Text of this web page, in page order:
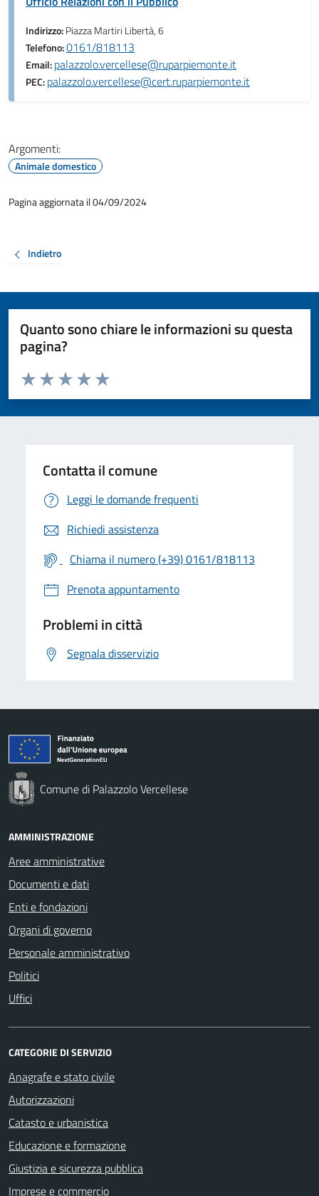
Indirizzo:Piazza Martiri Libertà, 6
Telefono:0161/818113
Email:palazzolo.vercellese@ruparpiemonte.it
PEC:palazzolo.vercellese@cert.ruparpiemonte.it
Argomenti:
Animale domestico
Pagina aggiornata il 04/09/2024
Indietro
Quanto sono chiare le informazioni su questa
pagina?
Valuta da 1 a 5 stelle la pagina
Valuta 5 stelle su 5
Valuta 4 stelle su 5
Valuta 3 stelle su 5
Valuta 2 stelle su 5
Valuta 1 stelle su 5
Contatta il comune
Leggi le domande frequenti
Richiedi assistenza
Chiama il numero (+39) 0161/818113
Prenota appuntamento
Problemi in città
Segnala disservizio
Comune di Palazzolo Vercellese
AMMINISTRAZIONE
Aree amministrative
Documenti e dati
Enti e fondazioni
Organi di governo
Personale amministrativo
Politici
Uffici
CATEGORIE DI SERVIZIO
Anagrafe e stato civile
Autorizzazioni
Catasto e urbanistica
Educazione e formazione
Giustizia e sicurezza pubblica
Imprese e commercio